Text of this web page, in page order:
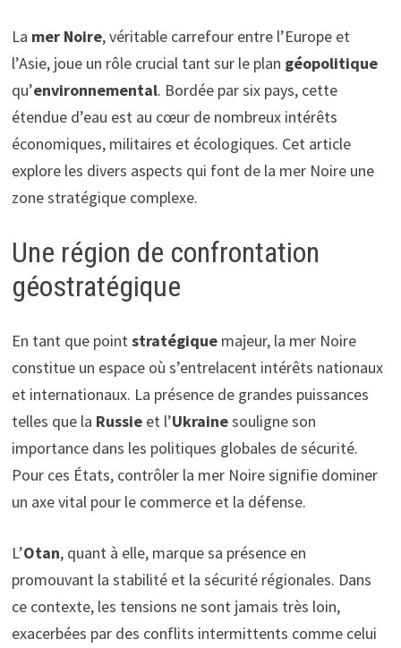
La mer Noire, véritable carrefour entre l’Europe et
l’Asie, joue un rôle crucial tant sur le plan géopolitique
qu’environnemental. Bordée par six pays, cette
étendue d’eau est au cœur de nombreux intérêts
économiques, militaires et écologiques. Cet article
explore les divers aspects qui font de la mer Noire une
zone stratégique complexe.
Une région de confrontation
géostratégique
En tant que pointstratégiquemajeur, la mer Noire
constitue un espace où s’entrelacent intérêts nationaux
et internationaux. La présence de grandes puissances
telles que la Russieet l’Ukrainesouligne son
importance dans les politiques globales de sécurité.
Pour ces États, contrôler la mer Noire signifie dominer
un axe vital pour le commerce et la défense.
L’Otan, quant à elle, marque sa présence en
promouvant la stabilité et la sécurité régionales. Dans
ce contexte, les tensions ne sont jamais très loin,
exacerbées par des conflits intermittents comme celui